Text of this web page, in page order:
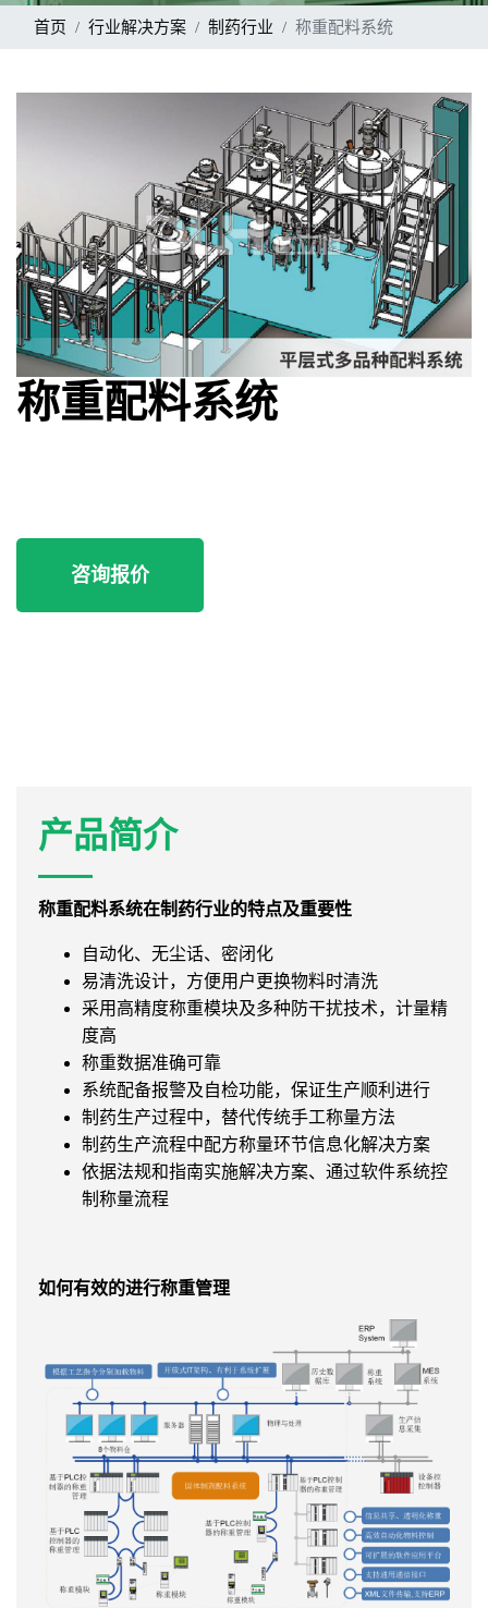
首页 行业解决方案 制药行业 称重配料系统
称重配料系统
咨询报价
产品简介
称重配料系统在制药行业的特点及重要性
自动化、无尘话、密闭化
易清洗设计，方便用户更换物料时清洗
采用高精度称重模块及多种防干扰技术，计量精
度高
称重数据准确可靠
系统配备报警及自检功能，保证生产顺利进行
制药生产过程中，替代传统手工称量方法
制药生产流程中配方称量环节信息化解决方案
依据法规和指南实施解决方案、通过软件系统控
制称量流程
如何有效的进行称重管理